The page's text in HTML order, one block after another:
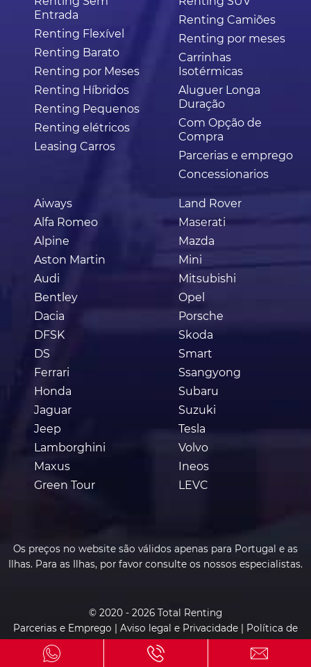
Entrada
Renting Flexível
Renting Barato
Renting por Meses
Renting Híbridos
Renting Pequenos
Renting elétricos
Leasing Carros
Aiways
Alfa Romeo
Alpine
Aston Martin
Audi
Bentley
Dacia
DFSK
DS
Ferrari
Honda
Jaguar
Jeep
Lamborghini
Maxus
Green Tour
Land Rover
Maserati
Mazda
Mini
Mitsubishi
Opel
Porsche
Skoda
Smart
Ssangyong
Subaru
Suzuki
Tesla
Volvo
Ineos
LEVC
Renting Camiões
Renting por meses
Carrinhas
Isotérmicas
Aluguer Longa
Duração
Com Opção de
Compra
Parcerias e emprego
Concessionarios
Os preços no website são válidos apenas para Portugal e as
Ilhas. Para as Ilhas, por favor consulte os nossos especialistas.
© 2020 - 2026 Total Renting
Parcerias e Emprego
Aviso legal e Privacidade
Política de
cookies